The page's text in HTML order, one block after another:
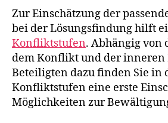
Zur Einschätzung der
bei der Lösungsfindung hilft
Konfliktstufen. Abhängig von
dem Konflikt und der
Beteiligten dazu finden Sie in
Konfliktstufen eine erste
Möglichkeiten zur